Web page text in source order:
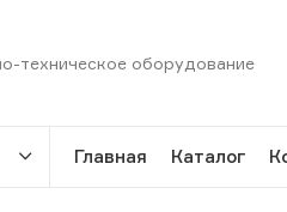
техническое оборудование
Главная Каталог